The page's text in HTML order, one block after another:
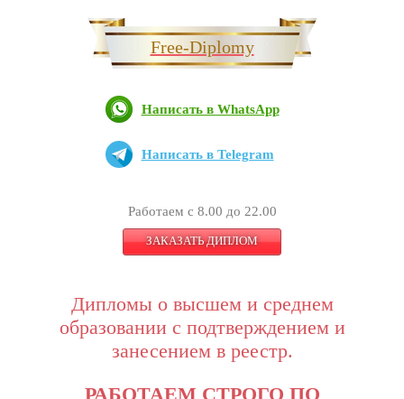
Free-Diplomy
Написать в WhatsApp
Написать в Telegram
Работаем с 8.00 до 22.00
ЗАКАЗАТЬ ДИПЛОМ
Дипломы о высшем и среднем
образовании с подтверждением и
занесением в реестр.
РАБОТАЕМ СТРОГО ПО